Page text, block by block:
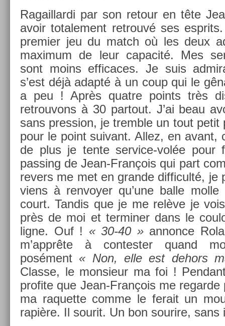
Ragail­lardi par son re­tour en tête
avoir totale­ment retro­uvé ses
pre­mi­er jeu du match où les deux
maxi­mum de leur capacité. Mes
sont moins ef­ficaces. Je suis
s’est déjà adapté à un coup qui le
a peu ! Après quat­re points très
retro­uvons à 30 par­tout. J’ai beau
sans pre­ss­ion, je tremble un tout petit
pour le point suivant. Allez, en avant,
de plus je tente service-volée pour
pass­ing de Jean-François qui part
re­v­ers me met en gran­de dif­ficulté,
viens à re­nvoy­er qu’une balle
court. Tan­dis que je me relève je
près de moi et ter­min­er dans le
ligne. Ouf ! « 30-40 »an­non­ce
m’apprête à con­test­er quand
posément « Non, elle est de­hors
Clas­se, le mon­sieur ma foi !
pro­fite que Jean-François me
ma raquet­te comme le ferait un
rapière. Il sourit. Un bon sourire, sans